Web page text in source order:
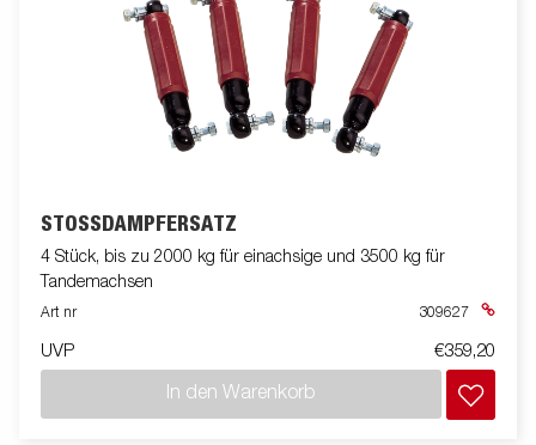
STOSSDÄMPFERSATZ
4 Stück, bis zu 2000 kg für einachsige und 3500 kg für
Tandemachsen
Art nr 309627
UVP €359,20
In den Warenkorb